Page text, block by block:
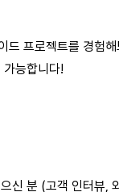
드 프로젝트를 경험
능합니다!
신 분 (고객 인터뷰,